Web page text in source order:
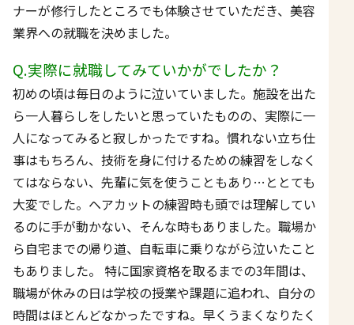
ナーが修行したところでも体験させていただき、美容
業界への就職を決めました。
Q.実際に就職してみていかがでしたか？
初めの頃は毎日のように泣いていました。施設を出た
ら一人暮らしをしたいと思っていたものの、実際に一
人になってみると寂しかったですね。慣れない立ち仕
事はもちろん、技術を身に付けるための練習をしなく
てはならない、先輩に気を使うこともあり…ととても
大変でした。ヘアカットの練習時も頭では理解してい
るのに手が動かない、そんな時もありました。職場か
ら自宅までの帰り道、自転車に乗りながら泣いたこと
もありました。 特に国家資格を取るまでの3年間は、
職場が休みの日は学校の授業や課題に追われ、自分の
時間はほとんどなかったですね。早くうまくなりたく